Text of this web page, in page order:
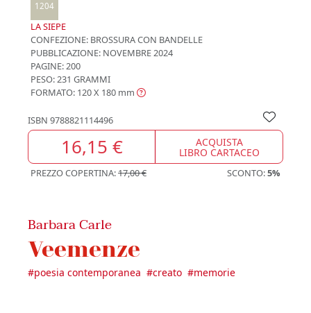
1204
LA SIEPE
CONFEZIONE: BROSSURA CON BANDELLE
PUBBLICAZIONE: NOVEMBRE 2024
PAGINE: 200
PESO: 231 GRAMMI
FORMATO: 120 X 180 mm
ISBN 9788821114496
16,15 € ACQUISTA
LIBRO CARTACEO
PREZZO COPERTINA:17,00 € SCONTO:5%
Barbara Carle
Veemenze
#poesia contemporanea #creato #memorie